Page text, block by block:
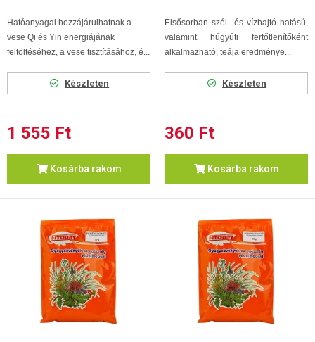
Hatóanyagai hozzájárulhatnak a
vese Qi és Yin energiájának
feltöltéséhez, a vese tisztításához, é...
Készleten
1 555 Ft
Kosárba rakom
Elsősorban szél- és vízhajtó hatású,
valamint húgyúti fertőtlenítőként
alkalmazható, teája eredménye...
Készleten
360 Ft
Kosárba rakom